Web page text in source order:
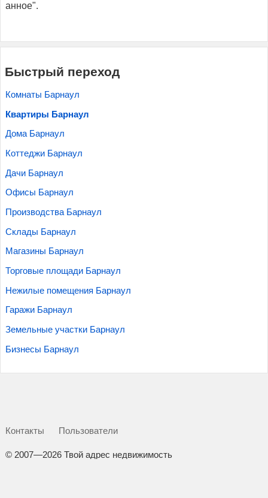
анное".
Быстрый переход
Комнаты Барнаул
Квартиры Барнаул
Дома Барнаул
Коттеджи Барнаул
Дачи Барнаул
Офисы Барнаул
Производства Барнаул
Склады Барнаул
Магазины Барнаул
Торговые площади Барнаул
Нежилые помещения Барнаул
Гаражи Барнаул
Земельные участки Барнаул
Бизнесы Барнаул
Контакты Пользователи
© 2007—2026 Твой адрес недвижимость